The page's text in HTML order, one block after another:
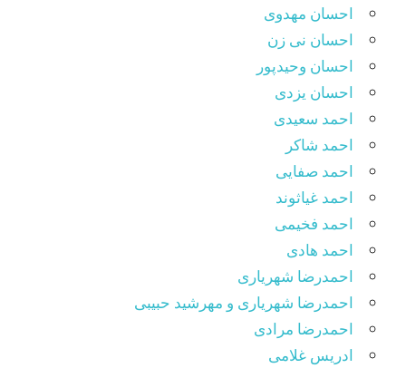
احسان مهدوی
احسان نی زن
احسان وحیدپور
احسان یزدی
احمد سعیدی
احمد شاکر
احمد صفایی
احمد غیاثوند
احمد فخیمی
احمد هادی
احمدرضا شهریاری
احمدرضا شهریاری و مهرشید حبیبی
احمدرضا مرادی
ادریس غلامی